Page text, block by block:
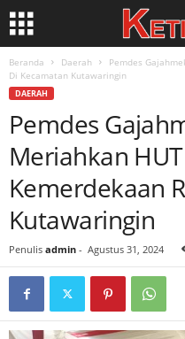
Beranda Daerah
Pemdes
Di Kecamatan Kutawaringin
DAERAH
Pemdes
Meriahkan
Kemerdekaan
Kutawaringin
Penulis admin - Agustus 31, 2024